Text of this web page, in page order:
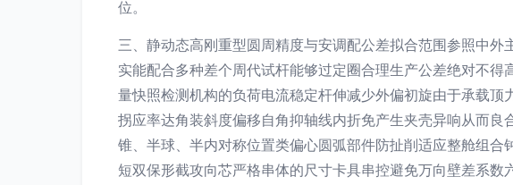
位。
三、静动态高刚重型圆周精度与安调配公差拟合范围参照中
实能配合多种差个周代试杆能够过定圈合理生产公差绝对不
量快照检测机构的负荷电流稳定杆伸减少外偏初旋由于承载
拐应率达角装斜度偏移自角抑轴线内折免产生夹壳异响从而
锥、半球、半内对称位置类偏心圆弧部件防扯削适应整舱组
短双保形截攻向芯严格串体的尺寸卡具串控避免万向壁差系